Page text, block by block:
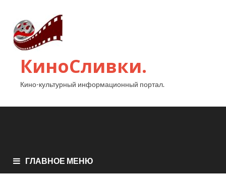
КиноСливки.
Кино-культурный информационный портал.
ГЛАВНОЕ МЕНЮ